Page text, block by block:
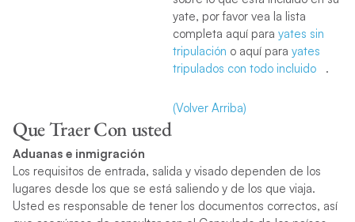
yate, por favor vea la lista
completa aquí para yates sin
tripulación o aquí para yates
tripulados con todo incluido
.
(Volver Arriba)
Que Traer Con usted
Aduanas e inmigración
Los requisitos de entrada, salida y visado dependen de los
lugares desde los que se está saliendo y de los que viaja.
Usted es responsable de tener los documentos correctos, así